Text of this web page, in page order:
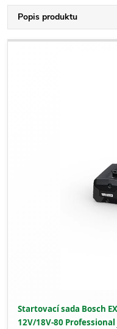
Popis produktu
Startovací sada Bosch
12V/18V-80 Professional